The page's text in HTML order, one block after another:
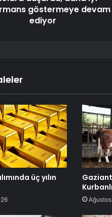
göstermeye devam
ediyor
üç yılın